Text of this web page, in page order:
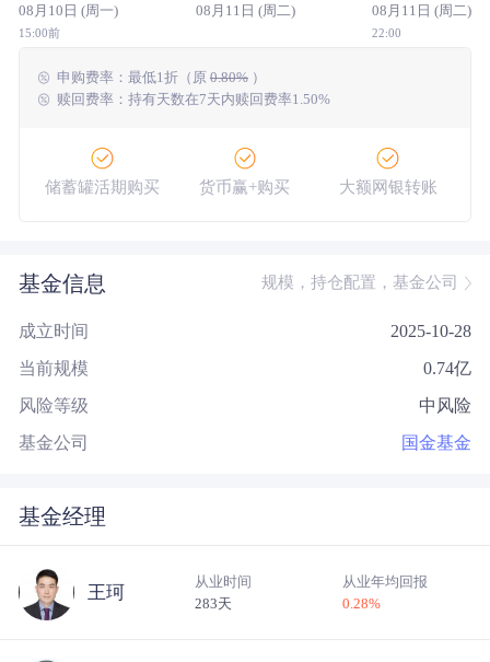
今年以来 1304/1446
成立以来 -0.65%
08月10日 (周一)
15:00前
08月11日 (周二) 08月11日 (周二)
22:00
申购费率： 最低1折（原 0.80%）
赎回费率：持有天数在7天内赎回费率1.50%
储蓄罐活期购买 货币赢+购买 大额网银转账
基金信息 规模，持仓配置，基金公司
成立时间 2025-10-28
当前规模 0.74亿
风险等级 中风险
基金公司 国金基金
基金经理
王珂
从业时间
283天
从业年均回报
0.28%